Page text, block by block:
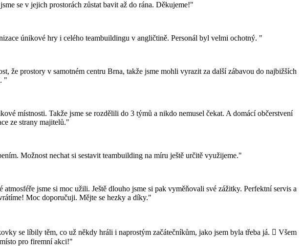
se v jejich prostorách zůstat bavit až do rána. Děkujeme!"
únikové hry i celého teambuildingu v angličtině. Personál byl velmi ochotný. "
prostory v samotném centru Brna, takže jsme mohli vyrazit za další zábavou do najbižších
"
místnosti. Takže jsme se rozdělili do 3 týmů a nikdo nemusel čekat. A domácí občerstvení
ze strany majitelů."
Možnost nechat si sestavit teambuilding na míru ještě určitě využijeme."
jsme si moc užili. Ještě dlouho jsme si pak vyměňovali své zážitky. Perfektní servis a
Moc doporučuji. Mějte se hezky a díky."
se líbily těm, co už někdy hráli i naprostým začátečníkům, jako jsem byla třeba já.  Všem
pro firemní akci!"